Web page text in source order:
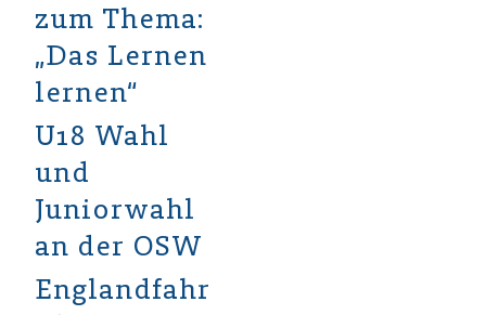
zum Thema:
„Das Lernen
lernen“
U18 Wahl
und
Juniorwahl
an der OSW
Englandfahrt